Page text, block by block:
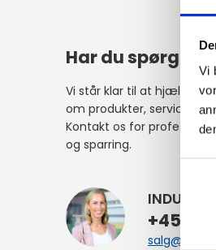
Vi
Har du
Vi står klar til at hjælpe
om produkter, service
Kontakt os for
og sparring.
INDURA DK
+45 97